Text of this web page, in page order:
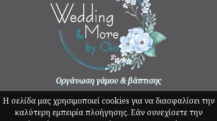
Η σελίδα μας χρησιμοποιεί cookies για να διασφαλίσει την
καλύτερη εμπειρία πλοήγησης. Εάν συνεχίσετε την
Οργάνωση γάμου & βάπτισης